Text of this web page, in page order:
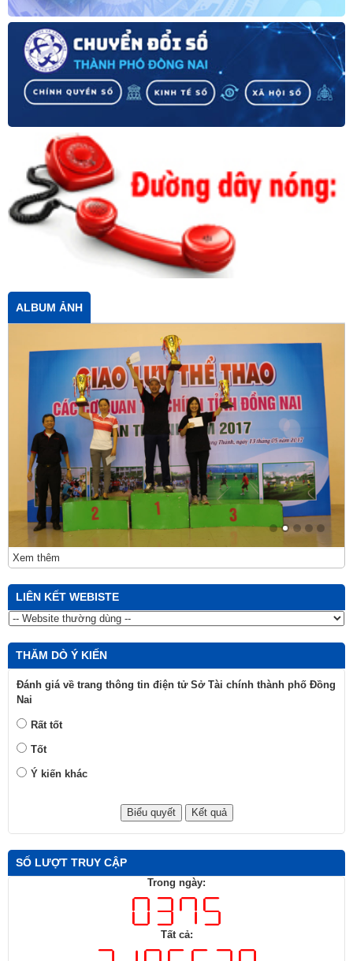
ALBUM ẢNH
Xem thêm
LIÊN KẾT WEBISTE
THĂM DÒ Ý KIẾN
Đánh giá về trang thông tin điện tử Sở Tài chính thành phố Đồng
Nai
Rất tốt
Tốt
Ý kiến khác
SỐ LƯỢT TRUY CẬP
Trong ngày:
Tất cả: